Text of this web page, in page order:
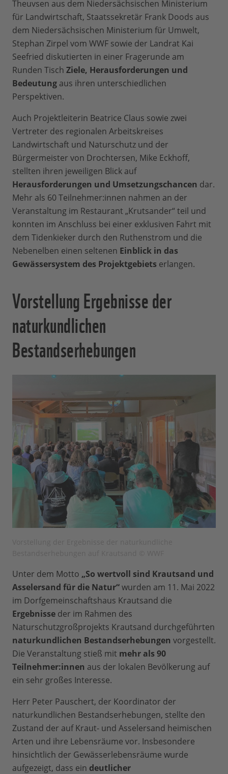
Theuvsen aus dem Niedersächsischen Ministerium
für Landwirtschaft, Staatssekretär Frank Doods aus
dem Niedersächsischen Ministerium für Umwelt,
Stephan Zirpel vom WWF sowie der Landrat Kai
Seefried diskutierten in einer Fragerunde am
Runden Tisch Ziele, Herausforderungen und
Bedeutung aus ihren unterschiedlichen
Perspektiven.
Auch Projektleiterin Beatrice Claus sowie zwei
Vertreter des regionalen Arbeitskreises
Landwirtschaft und Naturschutz und der
Bürgermeister von Drochtersen, Mike Eckhoff,
stellten ihren jeweiligen Blick auf
Herausforderungen und Umsetzungschancen dar.
Mehr als 60 Teilnehmer:innen nahmen an der
Veranstaltung im Restaurant „Krutsander“ teil und
konnten im Anschluss bei einer exklusiven Fahrt mit
dem Tidenkieker durch den Ruthenstrom und die
Nebenelben einen seltenen Einblick in das
Gewässersystem des Projektgebiets erlangen.
Vorstellung Ergebnisse der
naturkundlichen
Bestandserhebungen
Unter dem Motto „So wertvoll sind Krautsand und
Asselersand für die Natur“wurden am 11. Mai 2022
im Dorfgemeinschaftshaus Krautsand die
Ergebnisse der im Rahmen des
Naturschutzgroßprojekts Krautsand durchgeführten
naturkundlichen Bestandserhebungen vorgestellt.
Die Veranstaltung stieß mit mehr als 90
Teilnehmer:innen aus der lokalen Bevölkerung auf
ein sehr großes Interesse.
Herr Peter Pauschert, der Koordinator der
naturkundlichen Bestandserhebungen, stellte den
Zustand der auf Kraut- und Asselersand heimischen
Arten und ihre Lebensräume vor. Insbesondere
hinsichtlich der Gewässerlebensräume wurde
aufgezeigt, dass ein deutlicher